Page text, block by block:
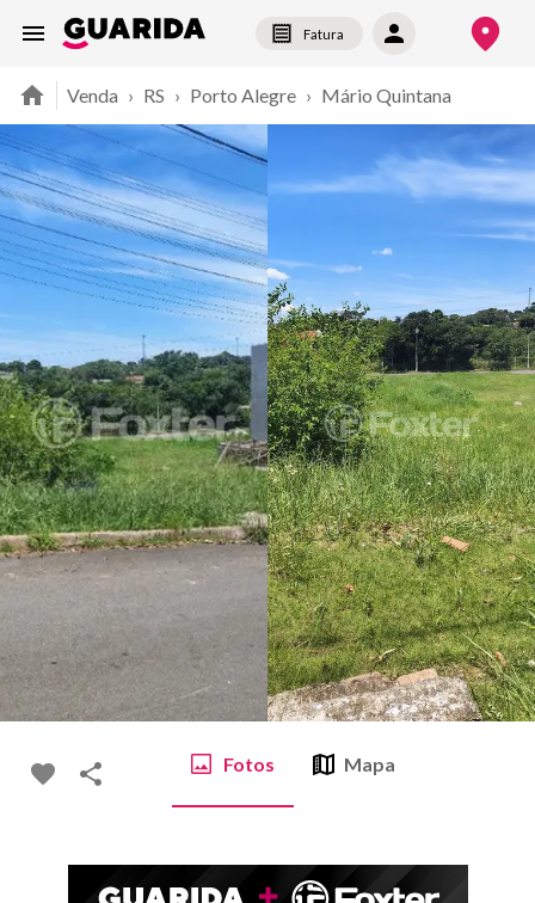
Fatura
Venda › RS › Porto Alegre › Mário Quintana
Fotos Mapa